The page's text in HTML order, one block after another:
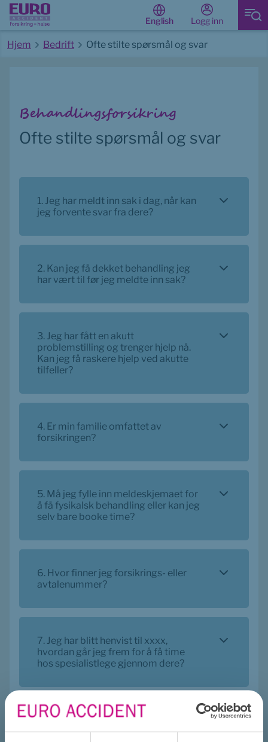
English Logg inn
Hjem Bedrift
Ofte stilte spørsmål og svar
Behandlingsforsikring
Ofte stilte spørsmål og svar
1. Jeg har meldt inn sak i dag, når kan
jeg forvente svar fra dere?
2. Kan jeg få dekket behandling jeg
har vært til før jeg meldte inn sak?
3. Jeg har fått en akutt
problemstilling og trenger hjelp nå.
Kan jeg få raskere hjelp ved akutte
tilfeller?
4. Er min familie omfattet av
forsikringen?
5. Må jeg fylle inn meldeskjemaet for
å få fysikalsk behandling eller kan jeg
selv bare booke time?
6. Hvor finner jeg forsikrings- eller
avtalenummer?
7. Jeg har blitt henvist til xxxx,
hvordan går jeg frem for å få time
hos spesialistlege gjennom dere?
8. Jeg har fått svar på bilde-
undersøkelse. Hva gjør jeg nå?